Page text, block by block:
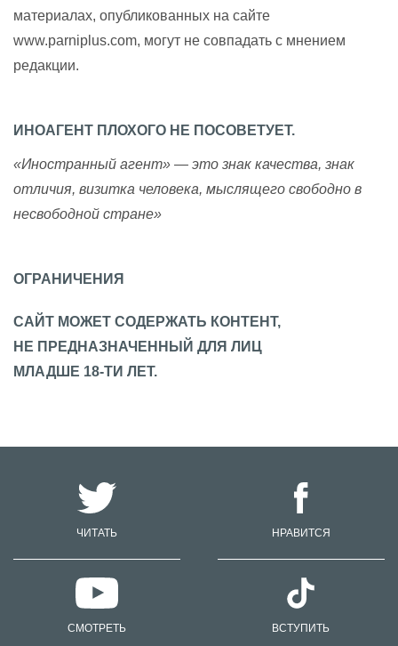
материалах, опубликованных на сайте
www.parniplus.com, могут не совпадать с мнением
редакции.
ИНОАГЕНТ ПЛОХОГО НЕ ПОСОВЕТУЕТ.
«Иностранный агент» — это знак качества, знак
отличия, визитка человека, мыслящего свободно в
несвободной стране»
ОГРАНИЧЕНИЯ
САЙТ МОЖЕТ СОДЕРЖАТЬ КОНТЕНТ,
НЕ ПРЕДНАЗНАЧЕННЫЙ ДЛЯ ЛИЦ
МЛАДШЕ 18-ТИ ЛЕТ.
ЧИТАТЬ НРАВИТСЯ
СМОТРЕТЬ ВСТУПИТЬ